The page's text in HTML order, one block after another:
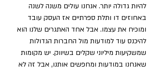
להיות גדולה יותר. אנחנו עולים משנה לשנה
באחוזים דו ותלת ספרתיים אז העסק עובד
ומוכיח את עצמו. אבל אחד האתגרים שלנו הוא
להיכנס עוד למודעות מול החברות הגדולות
שמשקיעות מיליוני שקלים בשיווק. יש מקומות
שאנחנו במודעות ומחפשים אותנו, אבל זה לא